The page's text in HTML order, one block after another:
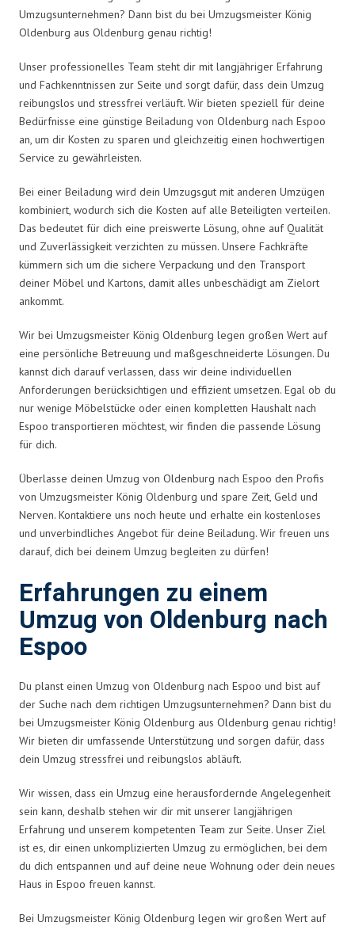
Umzugsunternehmen? Dann bist du bei Umzugsmeister König
Oldenburg aus Oldenburg genau richtig!
Unser professionelles Team steht dir mit langjähriger Erfahrung
und Fachkenntnissen zur Seite und sorgt dafür, dass dein Umzug
reibungslos und stressfrei verläuft. Wir bieten speziell für deine
Bedürfnisse eine günstige Beiladung von Oldenburg nach Espoo
an, um dir Kosten zu sparen und gleichzeitig einen hochwertigen
Service zu gewährleisten.
Bei einer Beiladung wird dein Umzugsgut mit anderen Umzügen
kombiniert, wodurch sich die Kosten auf alle Beteiligten verteilen.
Das bedeutet für dich eine preiswerte Lösung, ohne auf Qualität
und Zuverlässigkeit verzichten zu müssen. Unsere Fachkräfte
kümmern sich um die sichere Verpackung und den Transport
deiner Möbel und Kartons, damit alles unbeschädigt am Zielort
ankommt.
Wir bei Umzugsmeister König Oldenburg legen großen Wert auf
eine persönliche Betreuung und maßgeschneiderte Lösungen. Du
kannst dich darauf verlassen, dass wir deine individuellen
Anforderungen berücksichtigen und effizient umsetzen. Egal ob du
nur wenige Möbelstücke oder einen kompletten Haushalt nach
Espoo transportieren möchtest, wir finden die passende Lösung
für dich.
Überlasse deinen Umzug von Oldenburg nach Espoo den Profis
von Umzugsmeister König Oldenburg und spare Zeit, Geld und
Nerven. Kontaktiere uns noch heute und erhalte ein kostenloses
und unverbindliches Angebot für deine Beiladung. Wir freuen uns
darauf, dich bei deinem Umzug begleiten zu dürfen!
Erfahrungen zu einem
Umzug von Oldenburg nach
Espoo
Du planst einen Umzug von Oldenburg nach Espoo und bist auf
der Suche nach dem richtigen Umzugsunternehmen? Dann bist du
bei Umzugsmeister König Oldenburg aus Oldenburg genau richtig!
Wir bieten dir umfassende Unterstützung und sorgen dafür, dass
dein Umzug stressfrei und reibungslos abläuft.
Wir wissen, dass ein Umzug eine herausfordernde Angelegenheit
sein kann, deshalb stehen wir dir mit unserer langjährigen
Erfahrung und unserem kompetenten Team zur Seite. Unser Ziel
ist es, dir einen unkomplizierten Umzug zu ermöglichen, bei dem
du dich entspannen und auf deine neue Wohnung oder dein neues
Haus in Espoo freuen kannst.
Bei Umzugsmeister König Oldenburg legen wir großen Wert auf